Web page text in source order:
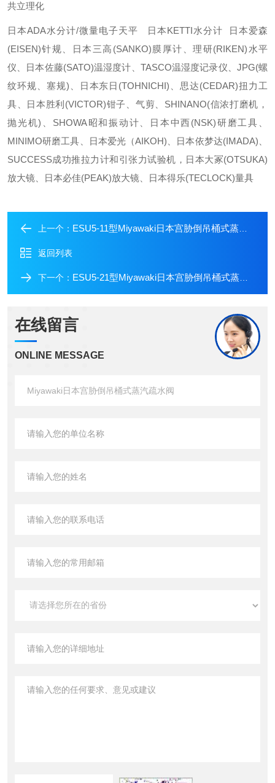
共立理化
日本ADA水分计/微量电子天平 日本KETTI水分计 日本爱森
(EISEN)针规、日本三高(SANKO)膜厚计、理研(RIKEN)水平
仪、日本佐藤(SATO)温湿度计、TASCO温湿度记录仪、JPG(螺
纹环规、塞规)、日本东日(TOHNICHI)、思达(CEDAR)扭力工
具、日本胜利(VICTOR)钳子、气剪、SHINANO(信浓打磨机，
抛光机)、SHOWA昭和振动计、日本中西(NSK)研磨工具、
MINIMO研磨工具、日本爱光（AIKOH)、日本依梦达(IMADA)、
SUCCESS成功推拉力计和引张力试验机，日本大冢(OTSUKA)
放大镜、日本必佳(PEAK)放大镜、日本得乐(TECLOCK)量具
上一个： ESU5-11型Miyawaki日本宫胁倒吊桶式蒸汽疏水阀
返回列表
下一个： ESU5-21型Miyawaki日本宫胁倒吊桶式蒸汽疏水阀
在线留言
ONLINE MESSAGE